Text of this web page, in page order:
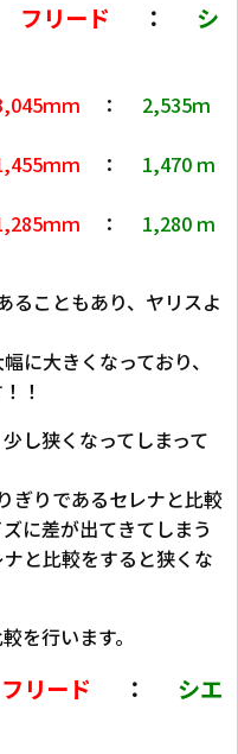
フリード ： シ
ｍｍ ： 2,535ｍ
ｍｍ ：
1,470 ｍ
ｍｍ ： 1,280 ｍ
ることもあり、ヤリスよ
に大きくなっており、
！
し狭くなってしまって
ぎりであるセレナと比較
に差が出てきてしまう
と比較をすると狭くな
を行います。
フリード ： シエ